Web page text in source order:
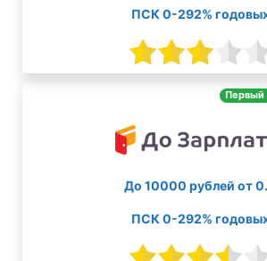
ПСК 0-292%
Первый
До 10000 рублей от
ПСК 0-292%